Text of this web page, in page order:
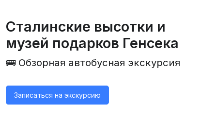
Сталинские высотки и
музей подарков Генсека
🚌 Обзорная автобусная экскурсия
Записаться на экскурсию